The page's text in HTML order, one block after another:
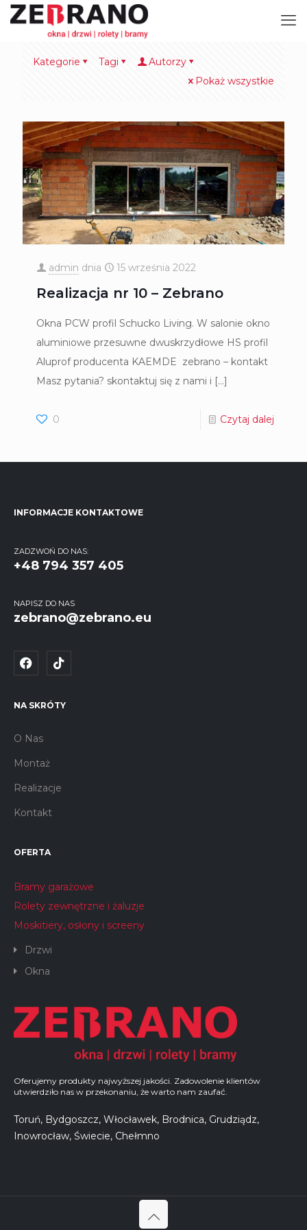
Kategorie Tagi
Autorzy
Pokaż wszystkie
admin dnia 15 września 2022
Realizacja nr 10 – Zebrano
Okna PCW profil Schucko Living. W salonie okno
aluminiowe przesuwne dwuskrzydłowe HS profil
Aluprof producenta KAEMDE zebrano – kontakt
Masz pytania? skontaktuj się z nami i […]
0 Czytaj dalej
INFORMACJE KONTAKTOWE
ZADZWOŃ DO NAS:
+48 794 357 405
NAPISZ DO NAS
zebrano@zebrano.eu
NA SKRÓTY
O Nas
Montaż
Realizacje
Kontakt
OFERTA
Bramy garażowe
Rolety zewnętrzne i żaluzje
Moskitiery, osłony i screeny
Drzwi
Okna
Oferujemy produkty najwyższej jakości. Zadowolenie klientów
utwierdziło nas w przekonaniu, że warto nam zaufać.
Toruń, Bydgoszcz, Włocławek, Brodnica, Grudziądz,
Inowrocław, Świecie, Chełmno